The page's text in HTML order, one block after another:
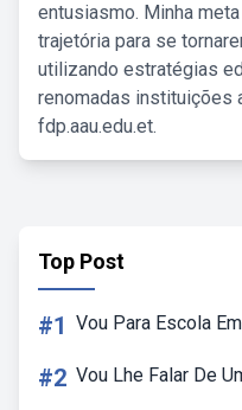
entusiasmo. Minha
trajetória para se
utilizando estratégias
renomadas instituições
fdp.aau.edu.et.
Top Post
#1 Vou Para Escola
#2 Vou Lhe Falar De